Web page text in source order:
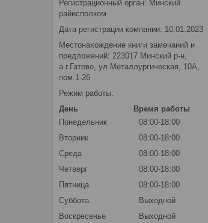
Регистрационный орган: Минский
райисполком
Дата регистрации компании: 10.01.2023
Местонахождение книги замечаний и
предложений: 223017 Минский р-н,
а.г.Гатово, ул.Металлургическая, 10А,
пом.1-26
Режим работы:
День
Время работы
Понедельник
08:00-18:00
Вторник
08:00-18:00
Среда
08:00-18:00
Четверг
08:00-18:00
Пятница
08:00-18:00
Суббота
Выходной
Воскресенье
Выходной